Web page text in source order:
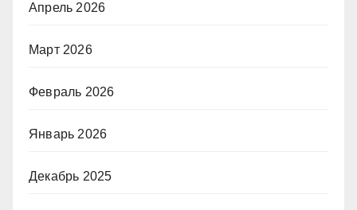
Апрель 2026
Март 2026
Февраль 2026
Январь 2026
Декабрь 2025